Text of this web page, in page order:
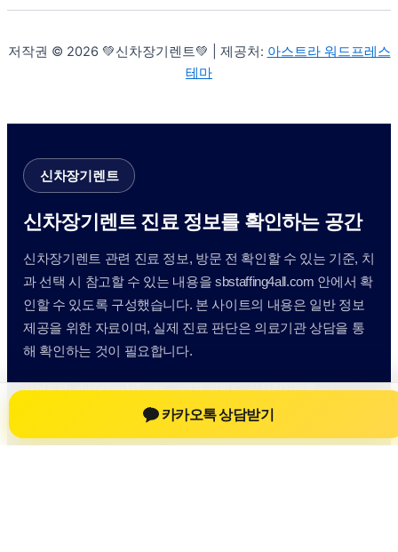
저작권 © 2026 💚신차장기렌트💚 | 제공처: 아스트라 워드프레스
테마
신차장기렌트
신차장기렌트 진료 정보를 확인하는 공간
신차장기렌트 관련 진료 정보, 방문 전 확인할 수 있는 기준, 치
과 선택 시 참고할 수 있는 내용을 sbstaffing4all.com 안에서 확
인할 수 있도록 구성했습니다. 본 사이트의 내용은 일반 정보
제공을 위한 자료이며, 실제 진료 판단은 의료기관 상담을 통
해 확인하는 것이 필요합니다.
사이트명: sbstaffing4all.com
대표 키워드: 신차장기렌트
URL: https://sbstaffing4all.com/
COPYRIGHT sbstaffing4all.com ALL RIGHTS RESERVED
카카오톡 상담받기